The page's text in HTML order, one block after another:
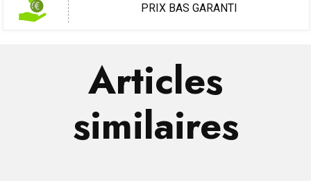
PRIX BAS GARANTI
Articles
similaires